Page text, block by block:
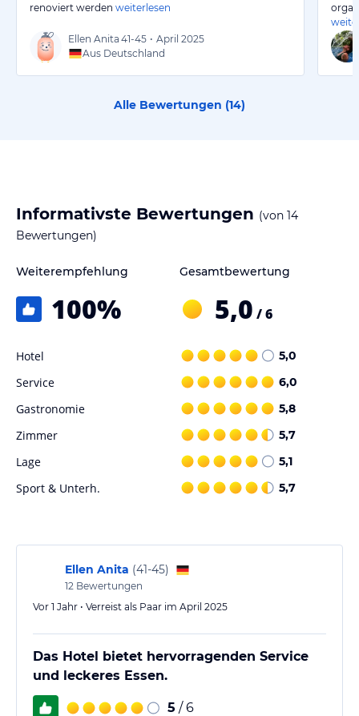
renoviert werden weiterlesen
Ellen Anita 41-45 • April 2025
Aus Deutschland
Alle Bewertungen (14)
Informativste Bewertungen (von 14
Bewertungen)
Weiterempfehlung
100%
Gesamtbewertung
5,0 / 6
Hotel 5,0
Service 6,0
Gastronomie 5,8
Zimmer 5,7
Lage 5,1
Sport & Unterh. 5,7
Ellen Anita (41-45)
12 Bewertungen
Vor 1 Jahr • Verreist als Paar im April 2025
Das Hotel bietet hervorragenden Service
und leckeres Essen.
5 / 6